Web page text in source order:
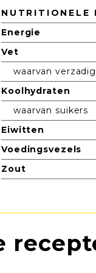
NUTRITIONELE
Energie
Vet
waarvan
Koolhydraten
waarvan suikers
Eiwitten
Voedingsvezels
Zout